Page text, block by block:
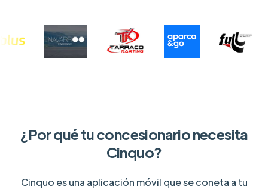
¿Por qué tu concesionario necesita
Cinquo?
Cinquo es una aplicación móvil que se coneta a tu